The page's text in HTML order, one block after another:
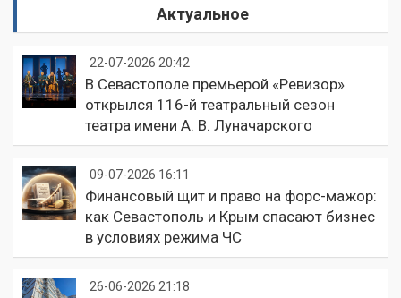
Актуальное
22-07-2026 20:42
В Севастополе премьерой «Ревизор»
открылся 116-й театральный сезон
театра имени А. В. Луначарского
09-07-2026 16:11
Финансовый щит и право на форс-мажор:
как Севастополь и Крым спасают бизнес
в условиях режима ЧС
26-06-2026 21:18